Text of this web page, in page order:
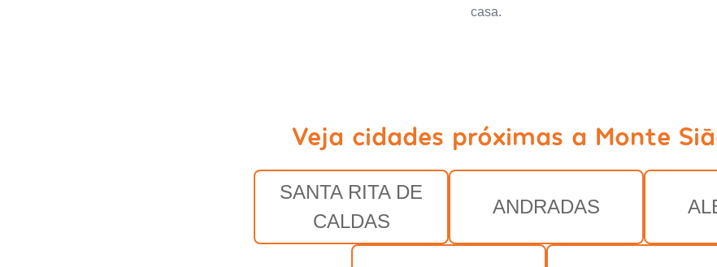
casa.
Veja cidades próximas a Monte
SANTA RITA DE
CALDAS
ANDRADAS